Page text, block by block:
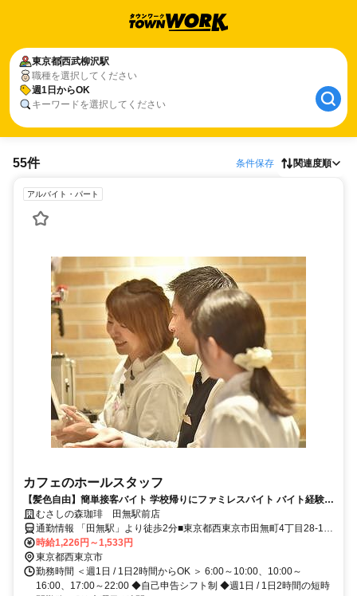
東京都西武柳沢駅
職種を選択してください
週1日からOK
キーワードを選択してください
55件 条件保存 関連度順
アルバイト・パート
カフェのホールスタッフ
【髪色自由】簡単接客バイト 学校帰りにファミレスバイト バイト経験が
ない方も大歓迎 曜日や時間の希望も相談OK!! テスト時期などももちろ
ん考慮します!!
むさしの森珈琲 田無駅前店
通勤情報 「田無駅」より徒歩2分■東京都西東京市田無町4丁目28-17
田無マーブルビル2階
時給1,226円～1,533円
東京都西東京市
勤務時間 ＜週1日 / 1日2時間からOK ＞ 6:00～10:00、10:00～
16:00、17:00～22:00 ◆自己申告シフト制 ◆週1日 / 1日2時間の短時